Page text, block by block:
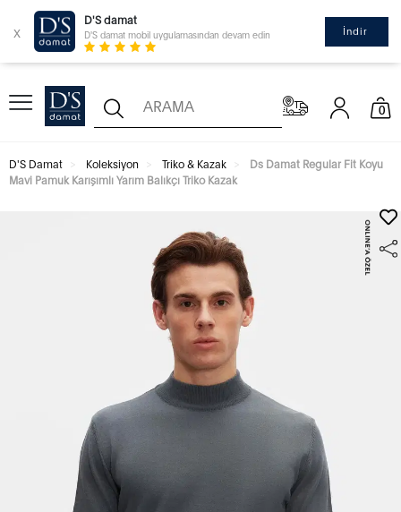
x
D'S damat
D'S damat mobil uygulamasından devam edin İndir
0
D'S Damat Koleksiyon Triko & Kazak
Ds Damat Regular Fit Koyu
Mavi Pamuk Karışımlı Yarım Balıkçı Triko Kazak